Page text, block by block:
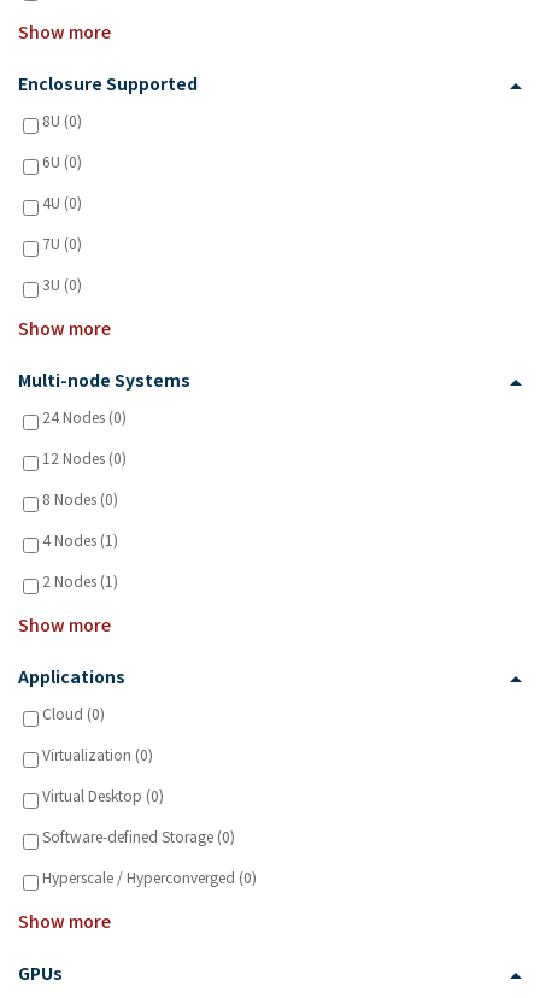
Show more
Enclosure Supported
8U (0)
6U (0)
4U (0)
7U (0)
3U (0)
Show more
Multi-node Systems
24 Nodes (0)
12 Nodes (0)
8 Nodes (0)
4 Nodes (1)
2 Nodes (1)
Show more
Applications
Cloud (0)
Virtualization (0)
Virtual Desktop (0)
Software-defined Storage (0)
Hyperscale / Hyperconverged (0)
Show more
GPUs